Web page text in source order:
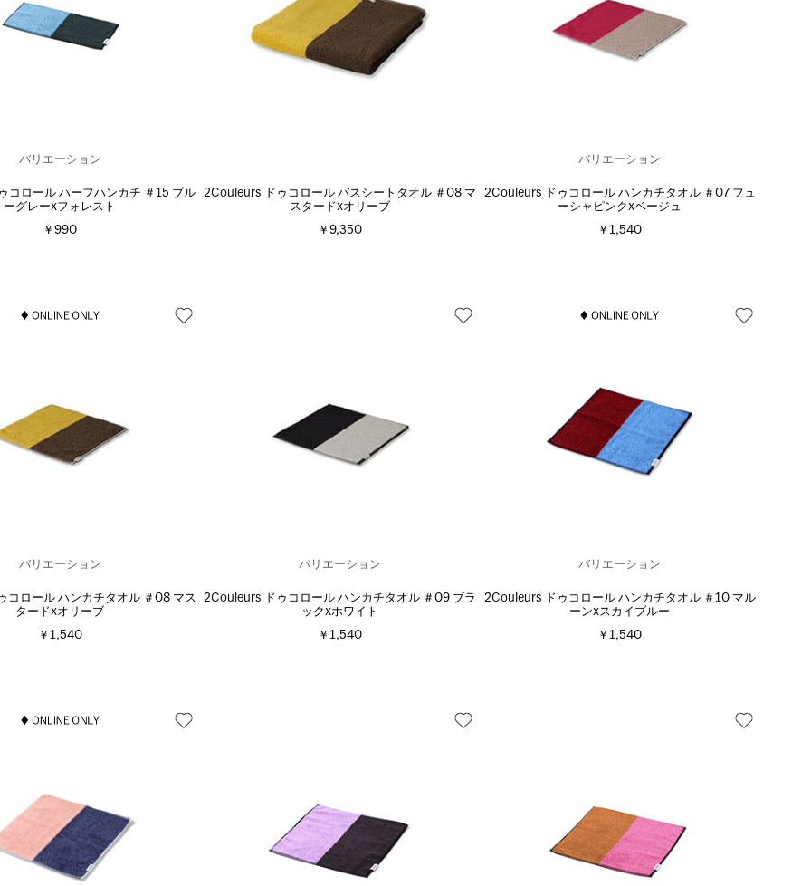
バリエーション
コロール ハーフハンカチ ＃15 ブル
ーグレーxフォレスト
￥990
2Couleurs ドゥコロール バスシートタオル ＃08 マ
スタードxオリーブ
￥9,350
バリエーション
2Couleurs ドゥコロール ハンカチタオル ＃07 フュ
ーシャピンクxベージュ
￥1,540
バリエーション
コロール ハンカチタオル ＃08 マス
タードxオリーブ
￥1,540
バリエーション
2Couleurs ドゥコロール ハンカチタオル ＃09 ブラ
ックxホワイト
￥1,540
バリエーション
2Couleurs ドゥコロール ハンカチタオル ＃10 マル
ーンxスカイブルー
￥1,540